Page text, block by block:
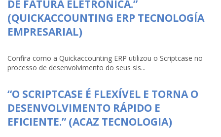
DE FATURA ELETRÔNICA.”
(QUICKACCOUNTING ERP TECNOLOGÍA
EMPRESARIAL)
Confira como a Quickaccounting ERP utilizou o Scriptcase no
processo de desenvolvimento do seus sis...
“O SCRIPTCASE É FLEXÍVEL E TORNA O
DESENVOLVIMENTO RÁPIDO E
EFICIENTE.” (ACAZ TECNOLOGIA)